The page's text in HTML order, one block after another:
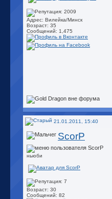
Адрес: Вилейка/Минск
Возраст: 35
Сообщений: 1,475
21.01.2011, 15:40
ScorP
ньюби
Возраст: 30
Сообщений: 82